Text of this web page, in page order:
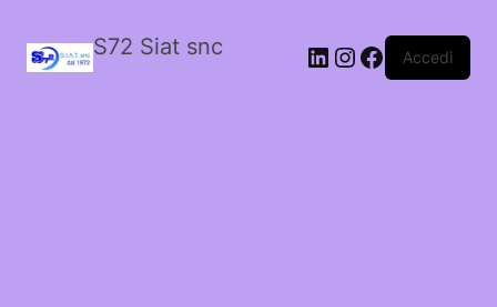
S72 Siat snc LinkedIn
Instagram
Facebook
Accedi